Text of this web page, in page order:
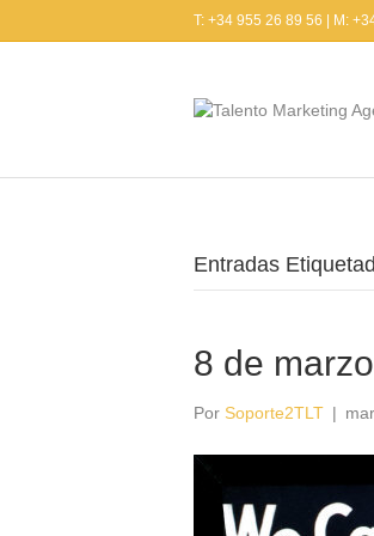
T: +34 955 26 89 56 | M:
Entradas
8 de
Por Soporte2TLT |